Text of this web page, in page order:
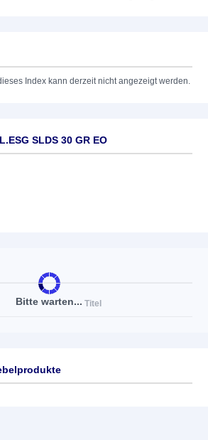
Index kann derzeit nicht angezeigt werden.
SLDS 30 GR EO
Bitte warten... Titel